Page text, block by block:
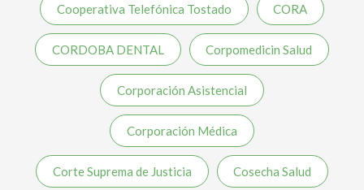
Cooperativa Telefónica Tostado CORA
CORDOBA DENTAL Corpomedicin Salud
Corporación Asistencial
Corporación Médica
Corte Suprema de Justicia Cosecha Salud